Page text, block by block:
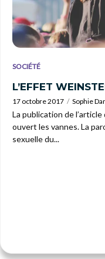
SOCIÉTÉ
L’EFFET
17 octobre 2017 Sophie
La publication de
ouvert les vannes. La
sexuelle du...